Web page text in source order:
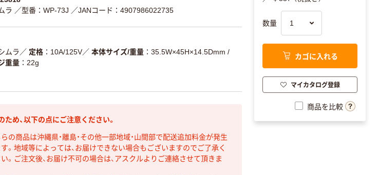
ラ ／型番：WP-73J ／JANコード：4907986022735
ムラ ／ 定格 10A/125V／ 本体サイズ/重量
35.5W×45H×14.5Dmm /
重量
22g
ため、以下の点にご注意ください。
の商品は沖縄県・離島・その他一部地域・山間部で配送追加料金が発生
す。地域等によっては、お届けできない場合もございますのでご了承く
。ご注文後、お届け不可の場合は、アスクルよりご連絡させて頂きま
数量
カゴに入れる
マイカタログ登録
商品を比較